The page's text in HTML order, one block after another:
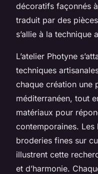
décoratifs façonnés
traduit par des
s’allie à la technique
L’atelier Photyne
techniques
chaque création une
méditerranéen, tout
matériaux pour
contemporaines.
broderies fines sur
illustrent cette
et d’harmonie.